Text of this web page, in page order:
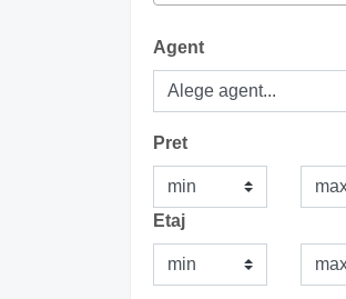
Agent
Pret
Etaj